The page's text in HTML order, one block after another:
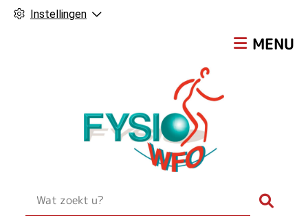
Instellingen
MENU